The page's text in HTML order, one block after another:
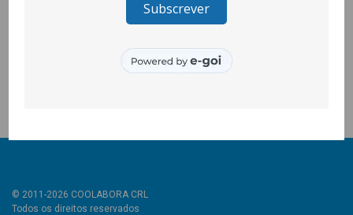
E nem os/as familiares e várias pessoas da comunidade
que serviram de caracterização dos animais, personagens
© 2011-2026 COOLABORA CRL
Todos os direitos reservados